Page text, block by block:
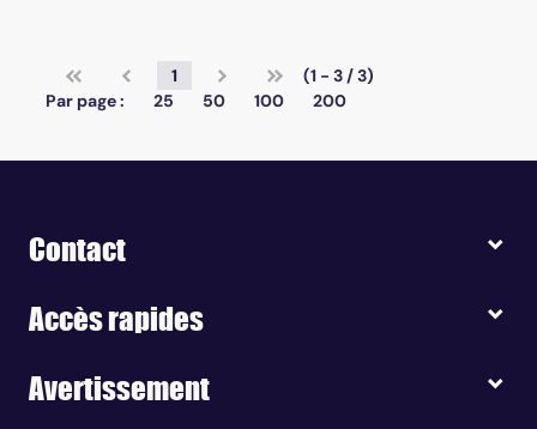
1
(1 - 3 / 3)
Par page :
25 50 100 200
Contact
Accès rapides
Avertissement